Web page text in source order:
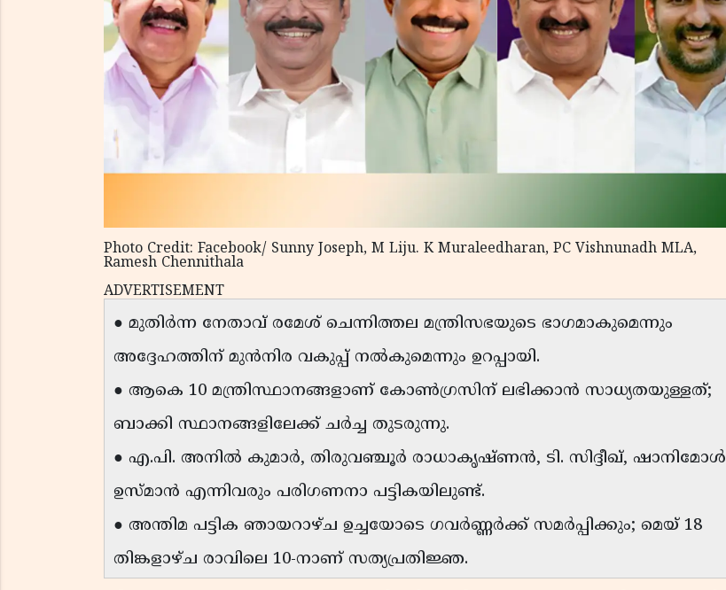
Photo Credit: Facebook/ Sunny Joseph, M Liju. K Muraleedharan, PC Vishnunadh MLA,
Ramesh Chennithala
ADVERTISEMENT
● മുതിർന്ന നേതാവ് രമേശ് ചെന്നിത്തല മന്ത്രിസഭയുടെ ഭാഗമാകുമെന്നും
അദ്ദേഹത്തിന് മുൻനിര വകുപ്പ് നൽകുമെന്നും ഉറപ്പായി.
● ആകെ 10 മന്ത്രിസ്ഥാനങ്ങളാണ് കോൺഗ്രസിന് ലഭിക്കാൻ സാധ്യതയുള്ളത്;
ബാക്കി സ്ഥാനങ്ങളിലേക്ക് ചർച്ച തുടരുന്നു.
● എ.പി. അനിൽ കുമാർ, തിരുവഞ്ചൂർ രാധാകൃഷ്ണൻ, ടി. സിദ്ദീഖ്, ഷാനിമോൾ
ഉസ്മാൻ എന്നിവരും പരിഗണനാ പട്ടികയിലുണ്ട്.
● അന്തിമ പട്ടിക ഞായറാഴ്ച ഉച്ചയോടെ ഗവർണ്ണർക്ക് സമർപ്പിക്കും; മെയ് 18
തിങ്കളാഴ്ച രാവിലെ 10-നാണ് സത്യപ്രതിജ്ഞ.